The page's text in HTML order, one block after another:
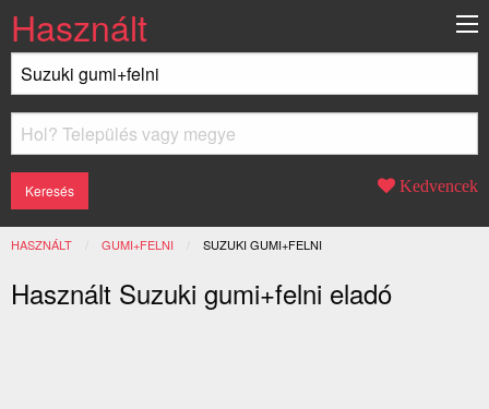
Használt
Kedvencek
HASZNÁLT GUMI+FELNI JELENLEGI:
SUZUKI GUMI+FELNI
Használt Suzuki gumi+felni eladó